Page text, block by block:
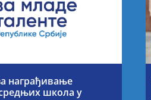
награђивање
школа у